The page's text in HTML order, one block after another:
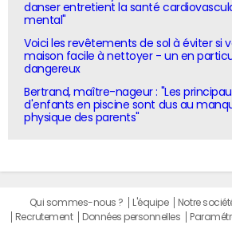
danser entretient la santé
mental"
Voici les revêtements de sol à éviter si
maison facile à nettoyer - un en
dangereux
Bertrand, maître-nageur : "Les
d'enfants en piscine sont dus au
physique des parents"
Qui sommes-nous ? L'équipe Notre
Recrutement
Données personnelles